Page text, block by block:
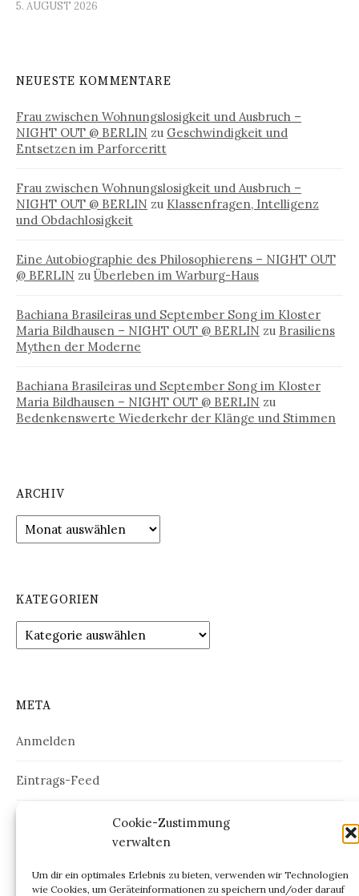
Cookie-Zustimmung
verwalten
Um dir ein optimales Erlebnis zu bieten, verwenden wir Technologien
wie Cookies, um Geräteinformationen zu speichern und/oder darauf
5. AUGUST 2026
NEUESTE KOMMENTARE
Frau zwischen Wohnungslosigkeit und Ausbruch –
NIGHT OUT @ BERLIN zu Geschwindigkeit und
Entsetzen im Parforceritt
Frau zwischen Wohnungslosigkeit und Ausbruch –
NIGHT OUT @ BERLIN zu Klassenfragen, Intelligenz
und Obdachlosigkeit
Eine Autobiographie des Philosophierens – NIGHT OUT
@ BERLIN zu Überleben im Warburg-Haus
Bachiana Brasileiras und September Song im Kloster
Maria Bildhausen – NIGHT OUT @ BERLIN zu Brasiliens
Mythen der Moderne
Bachiana Brasileiras und September Song im Kloster
Maria Bildhausen – NIGHT OUT @ BERLIN zu
Bedenkenswerte Wiederkehr der Klänge und Stimmen
ARCHIV
Archiv
KATEGORIEN
Kategorien
META
Anmelden
Eintrags-Feed
Kommentar-Feed